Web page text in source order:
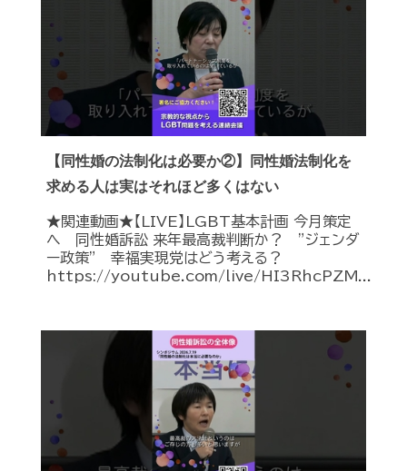
【同性婚の法制化は必要か②】同性婚法制化を
求める人は実はそれほど多くはない
★関連動画★【LIVE】LGBT基本計画 今月策定
へ 同性婚訴訟 来年最高裁判断か？ ”ジェンダ
ー政策” 幸福実現党はどう考える？
https://youtube.com/live/HI3RhcPZM...